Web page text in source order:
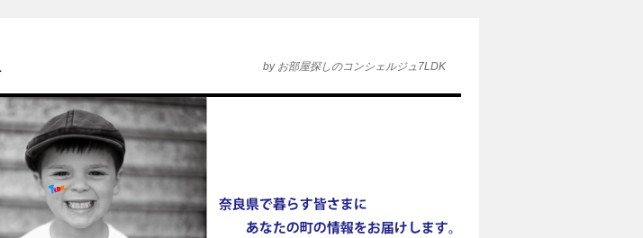
by お部屋探しのコンシェルジュ7LDK